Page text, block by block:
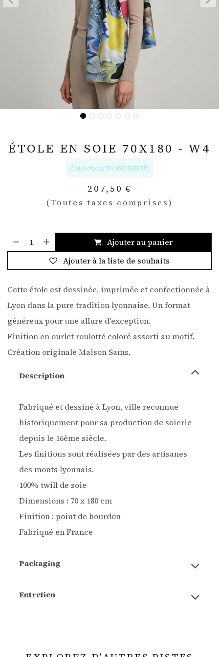
ÉTOLE EN SOIE 70X180 - W4
Collection WONDERFUL
207,50 €
(Toutes taxes comprises)
Ajouter au panier
Ajouter à la liste de souhaits
Cette étole est dessinée, imprimée et confectionnée à
Lyon dans la pure tradition lyonnaise. Un format
généreux pour une allure d'exception.
Finition en ourlet roulotté coloré assorti au motif.
Création originale Maison Sams.
Description
Fabriqué et dessiné à Lyon, ville reconnue
historiquement pour sa production de soierie
depuis le 16ème siècle.
Les finitions sont réalisées par des artisanes
des monts lyonnais.
100% twill de soie
Dimensions : 70 x 180 cm
Finition : point de bourdon
Fabriqué en France
Packaging
Entretien